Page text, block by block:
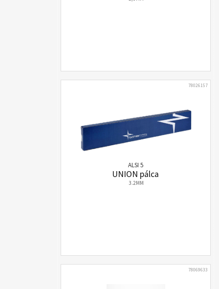
78026157
ALSI 5
UNION pálca
3.2MM
78069633